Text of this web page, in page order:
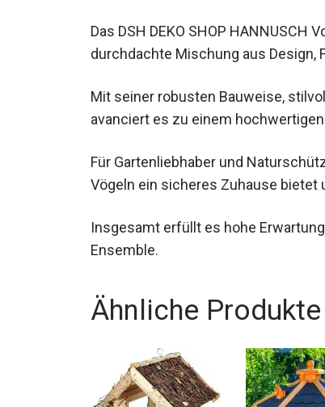
Das DSH DEKO SHOP
durchdachte Mischung aus Design,
Mit seiner robusten Bauweise,
avanciert es zu einem
Für Gartenliebhaber und
Vögeln ein sicheres Zuhause
Insgesamt erfüllt es hohe
Ensemble.
Ähnliche Produkte